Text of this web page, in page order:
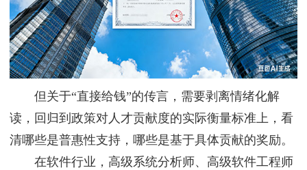
联
系
我
们
但关于“直接给钱”的传言，需要剥离情绪化解
读，回归到政策对人才贡献度的实际衡量标准上，看
清哪些是普惠性支持，哪些是基于具体贡献的奖励。
在软件行业，高级系统分析师、高级软件工程师